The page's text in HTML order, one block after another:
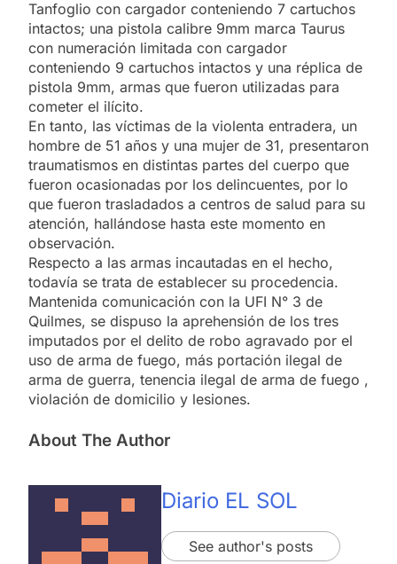
Tanfoglio con cargador conteniendo 7 cartuchos
intactos; una pistola calibre 9mm marca Taurus
con numeración limitada con cargador
conteniendo 9 cartuchos intactos y una réplica de
pistola 9mm, armas que fueron utilizadas para
cometer el ilícito.
En tanto, las víctimas de la violenta entradera, un
hombre de 51 años y una mujer de 31, presentaron
traumatismos en distintas partes del cuerpo que
fueron ocasionadas por los delincuentes, por lo
que fueron trasladados a centros de salud para su
atención, hallándose hasta este momento en
observación.
Respecto a las armas incautadas en el hecho,
todavía se trata de establecer su procedencia.
Mantenida comunicación con la UFI N° 3 de
Quilmes, se dispuso la aprehensión de los tres
imputados por el delito de robo agravado por el
uso de arma de fuego, más portación ilegal de
arma de guerra, tenencia ilegal de arma de fuego ,
violación de domicilio y lesiones.
About The Author
Diario EL SOL
See author's posts